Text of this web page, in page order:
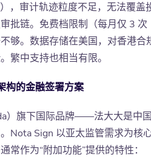
，审计轨迹粒度不足，无法覆盖
批链。免费档限制（每月仅 3 次
够。数据存储在美国，对香港合
繁中支持也相当有限。
构的金融签署方案
）旗下国际品牌——法大大是中
Nota Sign 以亚太监管需求为核
常作为“附加功能”提供的特性：